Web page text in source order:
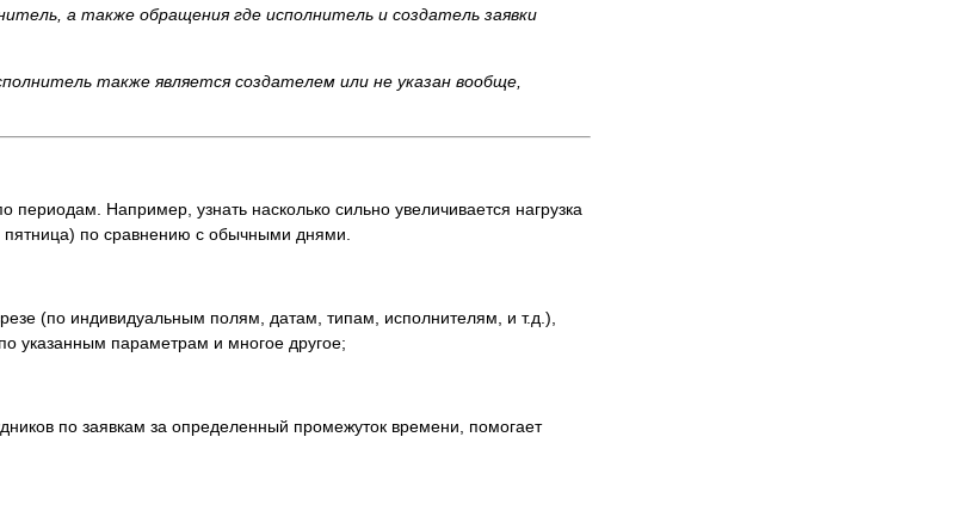
а также обращения где исполнитель и создатель заявки
также является создателем или не указан вообще,
Например, узнать насколько сильно увеличивается нагрузка
по сравнению с обычными днями.
(по индивидуальным полям, датам, типам, исполнителям, и т.д.),
указанным параметрам и многое другое;
по заявкам за определенный промежуток времени, помогает